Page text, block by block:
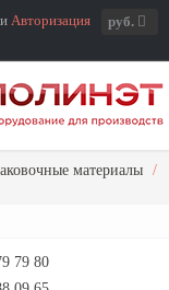
Авторизация руб.
материалы
79 80